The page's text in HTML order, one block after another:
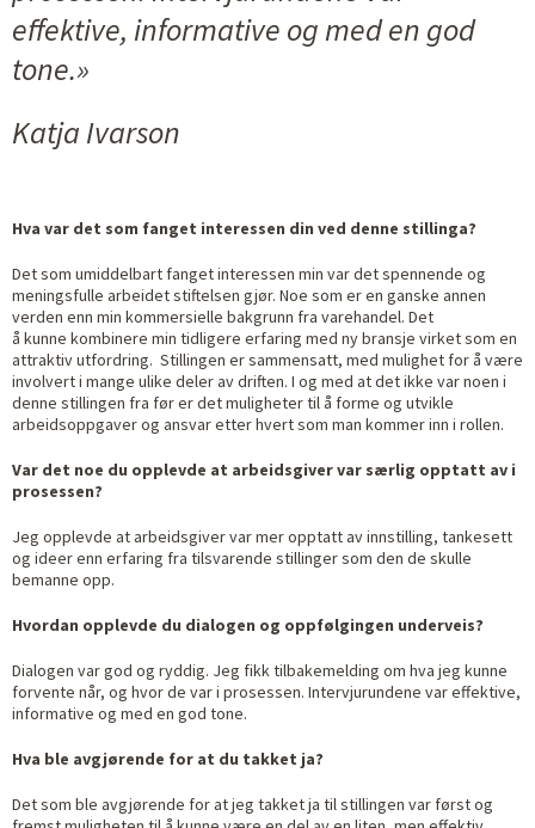
effektive, informative og med en god
tone.»
Katja Ivarson
Hva var det som fanget interessen din ved denne stillinga?
Det som umiddelbart fanget interessen min var detspennende og
meningsfulle arbeidet stiftelsen gjør. Noe som er en ganske annen
verden enn min kommersielle bakgrunn fra varehandel. Det
å kunne kombinere min tidligere erfaring med ny bransje virket som en
attraktiv utfordring. Stillingen er sammensatt, med mulighet for å være
involvert i mange ulike deler av driften. I og med at det ikke var noen i
denne stillingen fra før er det muligheter til å forme og utvikle
arbeidsoppgaver og ansvar etter hvert som man kommer inn i rollen.
Var det noe du opplevde at arbeidsgiver var særlig opptatt av i
prosessen?
Jeg opplevde at arbeidsgiver var mer opptatt av innstilling, tankesett
og ideer enn erfaring fra tilsvarende stillinger som den de skulle
bemanne opp.
Hvordan opplevde du dialogen og oppfølgingen underveis?
Dialogen var god og ryddig. Jeg fikk tilbakemelding om hva jeg kunne
forvente når, og hvor de var i prosessen. Intervjurundene var effektive,
informative og med en god tone.
Hva ble avgjørende for at du takket ja?
Det som ble avgjørende for at jeg takket ja til stillingen var først og